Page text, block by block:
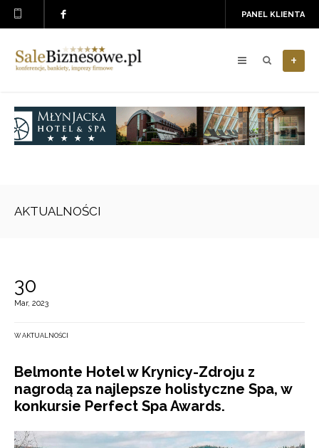
PANEL KLIENTA
+
AKTUALNOŚCI
30
Mar, 2023
W AKTUALNOŚCI
Belmonte Hotel w Krynicy-Zdroju z
nagrodą za najlepsze holistyczne Spa, w
konkursie Perfect Spa Awards.